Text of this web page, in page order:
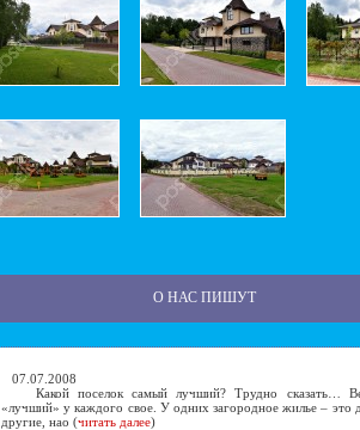
О НАС ПИШУТ
07.07.2008
Какой поселок самый лучший? Трудно сказать…
«лучший» у каждого свое. У одних загородное жилье – это
другие, нао (читать далее)